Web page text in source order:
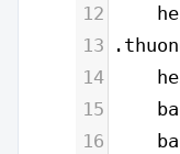
12
13
14
15
16